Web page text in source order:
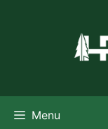
Menu